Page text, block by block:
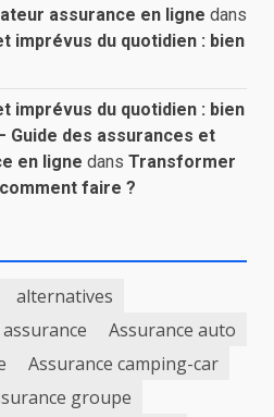
assurance en ligne dans
imprévus du quotidien : bien
imprévus du quotidien : bien
Guide des assurances et
en ligne dans Transformer
faire ?
alternatives
assurance
Assurance auto
Assurance camping-car
groupe